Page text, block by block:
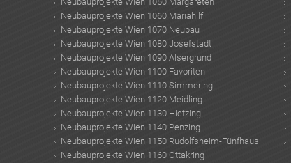
Neubauprojekte Wien 1060 Mariahilf
Neubauprojekte Wien 1070 Neubau
Neubauprojekte Wien 1080 Josefstadt
Neubauprojekte Wien 1090 Alsergrund
Neubauprojekte Wien 1100 Favoriten
Neubauprojekte Wien 1110 Simmering
Neubauprojekte Wien 1120 Meidling
Neubauprojekte Wien 1130 Hietzing
Neubauprojekte Wien 1140 Penzing
Neubauprojekte Wien 1150 Rudolfsheim-Fünfhaus
Neubauprojekte Wien 1160 Ottakring